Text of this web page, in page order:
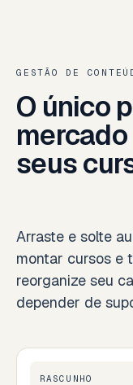
GESTÃO DE
O único
seus
Arraste e solte
montar cursos e
reorganize seu
depender de
RASCUNHO